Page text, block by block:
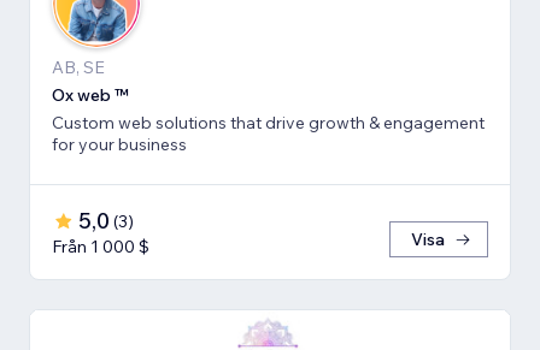
AB, SE
Ox web ™
Custom web solutions that drive growth & engagement
for your business
5,0 (3)
Från 1 000 $
Visa